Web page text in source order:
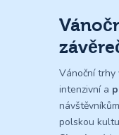
Vánoční trhy
intenzivní a
polskou